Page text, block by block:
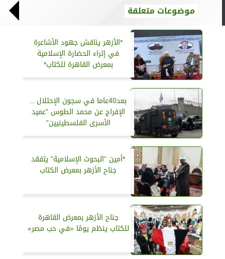
موضوعات متعلقة
*الأزهر يناقش جهود الأشاعرة
في إثراء الحضارة الإسلامية
بمعرض القاهرة للكتاب*
بعد40عاما في سجون الإحتلال ..
الإفراج عن محمد الطوس ”عميد
الأسرى الفلسطينيين”
*أمين ”البحوث الإسلامية” يتفقد
جناح الأزهر بمعرض الكتاب
جناح الأزهر بمعرض القاهرة
للكتاب ينظم يومًا «في حب مصر»